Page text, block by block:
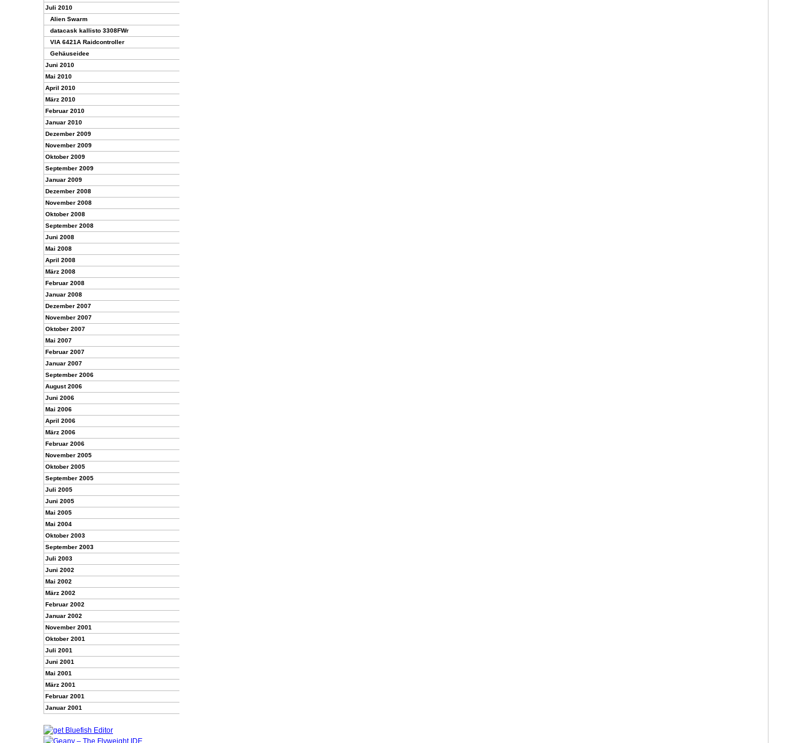
Juli 2010
Alien Swarm
datacask kallisto 3308FWr
VIA 6421A Raidcontroller
Gehäuseidee
Juni 2010
Mai 2010
April 2010
März 2010
Februar 2010
Januar 2010
Dezember 2009
November 2009
Oktober 2009
September 2009
Januar 2009
Dezember 2008
November 2008
Oktober 2008
September 2008
Juni 2008
Mai 2008
April 2008
März 2008
Februar 2008
Januar 2008
Dezember 2007
November 2007
Oktober 2007
Mai 2007
Februar 2007
Januar 2007
September 2006
August 2006
Juni 2006
Mai 2006
April 2006
März 2006
Februar 2006
November 2005
Oktober 2005
September 2005
Juli 2005
Juni 2005
Mai 2005
Mai 2004
Oktober 2003
September 2003
Juli 2003
Juni 2002
Mai 2002
März 2002
Februar 2002
Januar 2002
November 2001
Oktober 2001
Juli 2001
Juni 2001
Mai 2001
März 2001
Februar 2001
Januar 2001